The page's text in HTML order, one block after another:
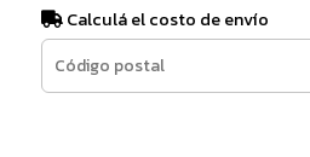
Calculá el costo de envío